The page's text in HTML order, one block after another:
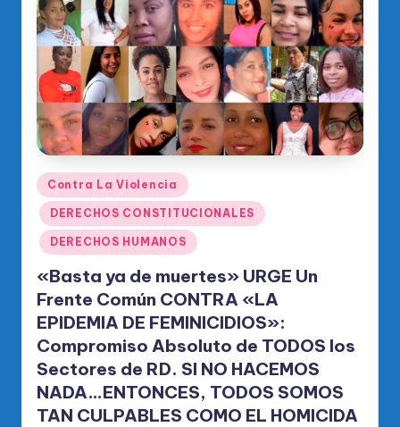
di
o
O
fi
ci
al
d
el
P
R
M
Publicado
en
Contra La Violencia
DERECHOS CONSTITUCIONALES
DERECHOS HUMANOS
«Basta ya de muertes» URGE Un
Frente Común CONTRA «LA
EPIDEMIA DE FEMINICIDIOS»:
Compromiso Absoluto de TODOS los
Sectores de RD. SI NO HACEMOS
NADA…ENTONCES, TODOS SOMOS
TAN CULPABLES COMO EL HOMICIDA